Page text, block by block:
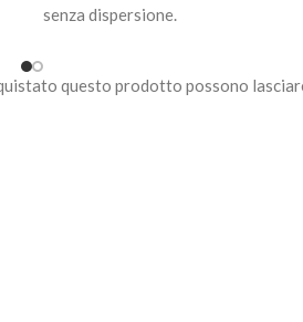
senza dispersione.
questo prodotto possono